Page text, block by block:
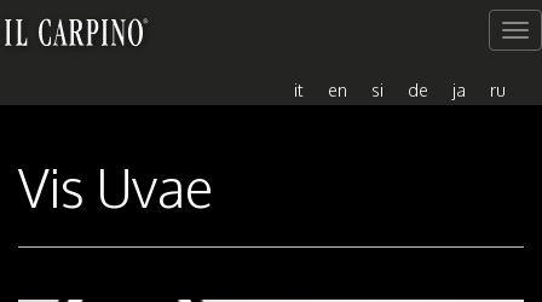
del
it en si de ja ru
Vis Uvae